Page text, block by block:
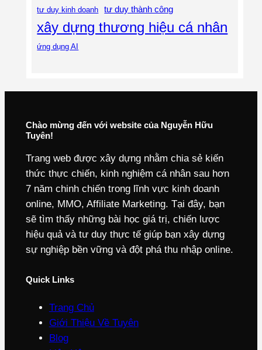
tư duy kinh doanh tư duy thành công
xây dựng thương hiệu cá nhân
ứng dụng AI
Chào mừng đến với website của Nguyễn Hữu
Tuyên!
Trang web được xây dựng nhằm chia sẻ kiến
thức thực chiến, kinh nghiệm cá nhân sau hơn
7 năm chinh chiến trong lĩnh vực kinh doanh
online, MMO, Affiliate Marketing. Tại đây, bạn
sẽ tìm thấy những bài học giá trị, chiến lược
hiệu quả và tư duy thực tế giúp bạn xây dựng
sự nghiệp bền vững và đột phá thu nhập online.
Quick Links
Trang Chủ
Giới Thiệu Về Tuyên
Blog